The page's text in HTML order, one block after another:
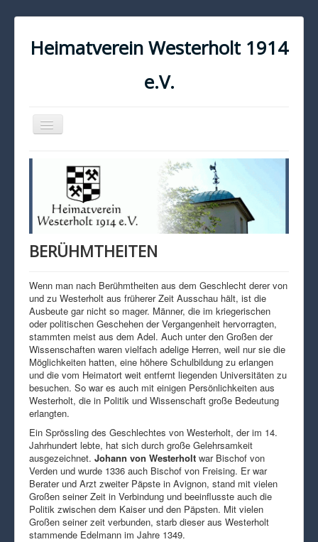
Heimatverein Westerholt 1914
e.V.
Navigation
an/aus
KONTAKT
IMPRESSUM
DATENSCHUTZ
BERÜHMTHEITEN
Wenn man nach Berühmtheiten aus dem Geschlecht derer von
und zu Westerholt aus früherer Zeit Ausschau hält, ist die
Ausbeute gar nicht so mager. Männer, die im kriegerischen
oder politischen Geschehen der Vergangenheit hervorragten,
stammten meist aus dem Adel. Auch unter den Großen der
Wissenschaften waren vielfach adelige Herren, weil nur sie die
Möglichkeiten hatten, eine höhere Schulbildung zu erlangen
und die vom Heimatort weit entfernt liegenden Universitäten zu
besuchen. So war es auch mit einigen Persönlichkeiten aus
Westerholt, die in Politik und Wissenschaft große Bedeutung
erlangten.
Ein Sprössling des Geschlechtes von Westerholt, der im 14.
Jahrhundert lebte, hat sich durch große Gelehrsamkeit
ausgezeichnet. Johann von Westerholt war Bischof von
Verden und wurde 1336 auch Bischof von Freising. Er war
Berater und Arzt zweiter Päpste in Avignon, stand mit vielen
Großen seiner Zeit in Verbindung und beeinflusste auch die
Politik zwischen dem Kaiser und den Päpsten. Mit vielen
Großen seiner zeit verbunden, starb dieser aus Westerholt
stammende Edelmann im Jahre 1349.